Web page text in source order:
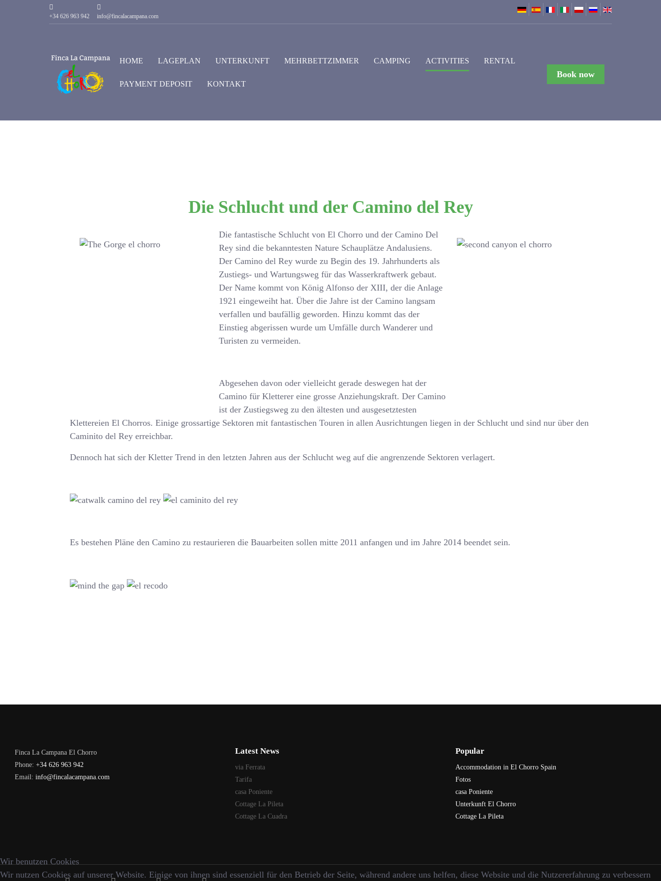
+34 626 963 942 info@fincalacampana.com
HOME LAGEPLAN UNTERKUNFT MEHRBETTZIMMER CAMPING ACTIVITIES RENTAL
PAYMENT DEPOSIT KONTAKT
Book now
Die Schlucht und der Camino del Rey
Die fantastische Schlucht von El Chorro und der Camino Del
Rey sind die bekanntesten Nature Schauplätze Andalusiens.
Der Camino del Rey wurde zu Begin des 19. Jahrhunderts als
Zustiegs- und Wartungsweg für das Wasserkraftwerk gebaut.
Der Name kommt von König Alfonso der XIII, der die Anlage
1921 eingeweiht hat. Über die Jahre ist der Camino langsam
verfallen und baufällig geworden. Hinzu kommt das der
Einstieg abgerissen wurde um Umfälle durch Wanderer und
Turisten zu vermeiden.
Abgesehen davon oder vielleicht gerade deswegen hat der
Camino für Kletterer eine grosse Anziehungskraft. Der Camino
ist der Zustiegsweg zu den ältesten und ausgesetztesten
Klettereien El Chorros. Einige grossartige Sektoren mit fantastischen Touren in allen Ausrichtungen liegen in der Schlucht und sind nur über den
Caminito del Rey erreichbar.
Dennoch hat sich der Kletter Trend in den letzten Jahren aus der Schlucht weg auf die angrenzende Sektoren verlagert.
Es bestehen Pläne den Camino zu restaurieren die Bauarbeiten sollen mitte 2011 anfangen und im Jahre 2014 beendet sein.
Finca La Campana El Chorro
Phone: +34 626 963 942
Email: info@fincalacampana.com
Latest News
via Ferrata
Tarifa
casa Poniente
Cottage La Pileta
Cottage La Cuadra
Popular
Accommodation in El Chorro Spain
Fotos
casa Poniente
Unterkunft El Chorro
Cottage La Pileta
Wir benutzen Cookies
Wir nutzen Cookies auf unserer Website. Einige von ihnen sind essenziell für den Betrieb der Seite, während andere uns helfen, diese Website und die Nutzererfahrung zu verbessern